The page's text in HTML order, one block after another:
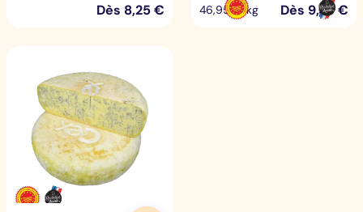
Dès 8,25€ 46,95 €/kg Dès 9,39€